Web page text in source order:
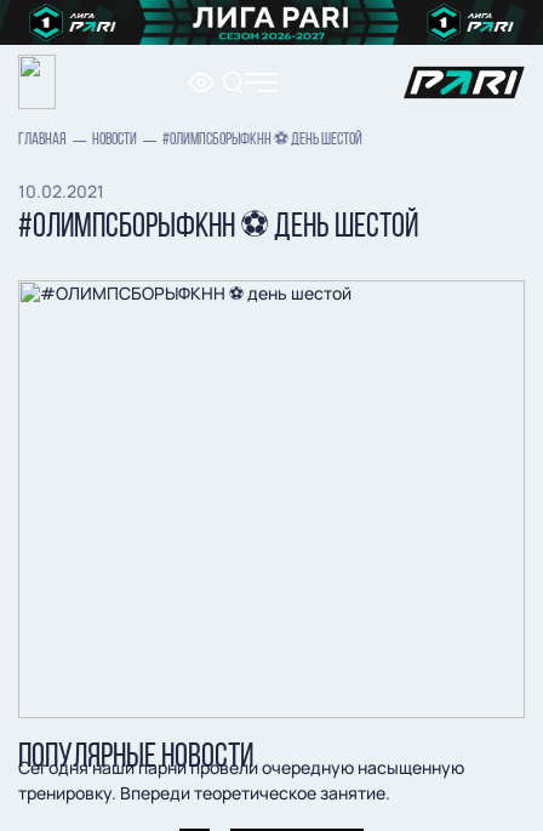
ГЛАВНАЯ НОВОСТИ #ОЛИМПСБОРЫФКНН ⚽ ДЕНЬ ШЕСТОЙ
10.02.2021
#ОЛИМПСБОРЫФКНН ⚽ ДЕНЬ ШЕСТОЙ
Сегодня наши парни провели очередную насыщенную
тренировку. Впереди теоретическое занятие.
ПОПУЛЯРНЫЕ НОВОСТИ